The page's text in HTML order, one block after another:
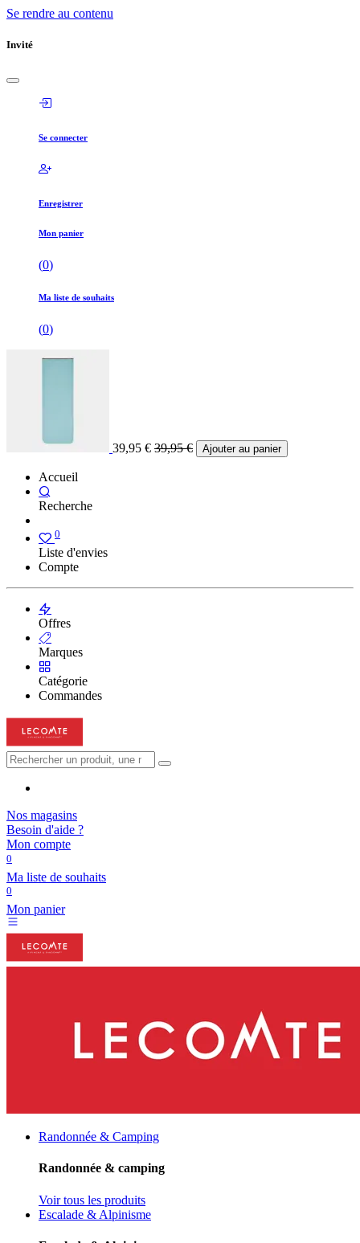
Se rendre au contenu
Invité
Se connecter
Enregistrer
Mon panier
(0)
Ma liste de souhaits
(0)
39,95 € 39,95€ Ajouter au panier
Accueil
Recherche
0
Liste d'envies
Compte
Offres
Marques
Catégorie
Commandes
Nos magasins
Besoin d'aide ?
Mon compte
0
Ma liste de souhaits
0
Mon panier
Randonnée & Camping
Randonnée & camping
Voir tous les produits
Escalade & Alpinisme